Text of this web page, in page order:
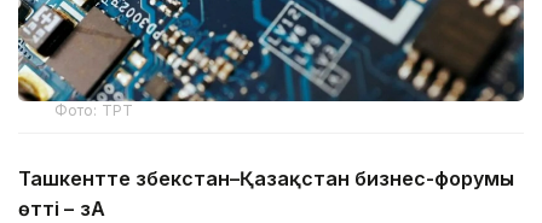
Фото: ТРТ
Ташкентте Өзбекстан–Қазақстан бизнес-форумы
өтті – ӨзА